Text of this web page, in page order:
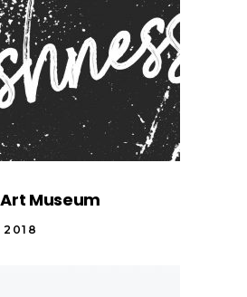
Museum
2018